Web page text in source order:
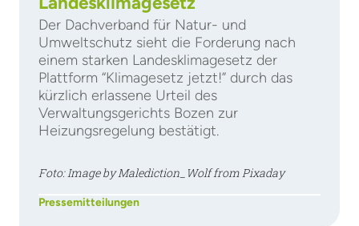
Der Dachverband für Natur- und
Umweltschutz sieht die Forderung nach
einem starken Landesklimagesetz der
Plattform “Klimagesetz jetzt!” durch das
kürzlich erlassene Urteil des
Verwaltungsgerichts Bozen zur
Heizungsregelung bestätigt.
Foto: Image by Malediction_Wolf from Pixaday
Pressemitteilungen